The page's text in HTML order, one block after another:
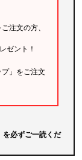
注文の方、
ゼント！
」をご注文
を必ずご一読くだ